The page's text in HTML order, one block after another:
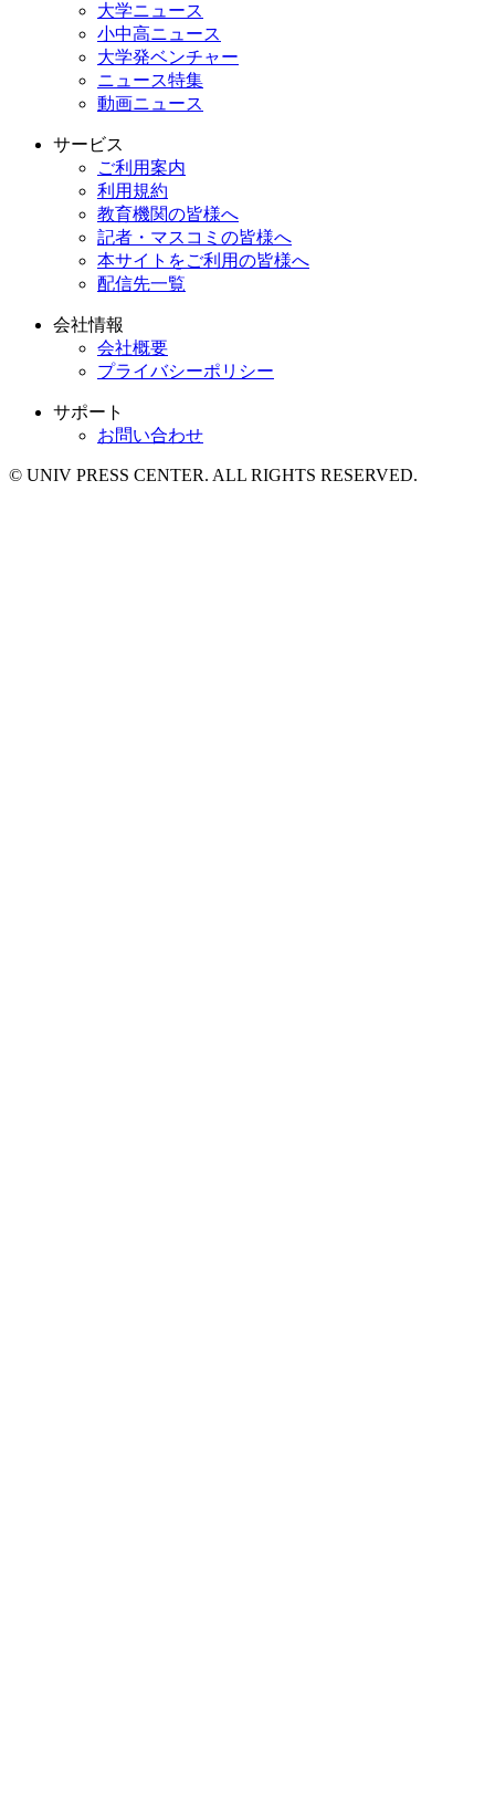
大学ニュース
小中高ニュース
大学発ベンチャー
ニュース特集
動画ニュース
サービス
ご利用案内
利用規約
教育機関の皆様へ
記者・マスコミの皆様へ
本サイトをご利用の皆様へ
配信先一覧
会社情報
会社概要
プライバシーポリシー
サポート
お問い合わせ
© UNIV PRESS CENTER. ALL RIGHTS RESERVED.